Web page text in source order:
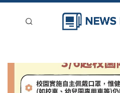
登入